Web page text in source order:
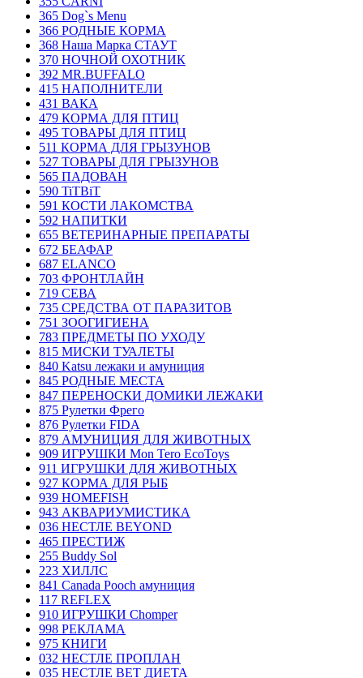
365 Dog`s Menu
366 РОДНЫЕ КОРМА
368 Наша Марка СТАУТ
370 НОЧНОЙ ОХОТНИК
392 MR.BUFFALO
415 НАПОЛНИТЕЛИ
431 ВАКА
479 КОРМА ДЛЯ ПТИЦ
495 ТОВАРЫ ДЛЯ ПТИЦ
511 КОРМА ДЛЯ ГРЫЗУНОВ
527 ТОВАРЫ ДЛЯ ГРЫЗУНОВ
565 ПАДОВАН
590 TiTBiT
591 КОСТИ ЛАКОМСТВА
592 НАПИТКИ
655 ВЕТЕРИНАРНЫЕ ПРЕПАРАТЫ
672 БЕАФАР
687 ELANCO
703 ФРОНТЛАЙН
719 СЕВА
735 СРЕДСТВА ОТ ПАРАЗИТОВ
751 ЗООГИГИЕНА
783 ПРЕДМЕТЫ ПО УХОДУ
815 МИСКИ ТУАЛЕТЫ
840 Katsu лежаки и амуниция
845 РОДНЫЕ МЕСТА
847 ПЕРЕНОСКИ ДОМИКИ ЛЕЖАКИ
875 Рулетки Фрего
876 Рулетки FIDA
879 АМУНИЦИЯ ДЛЯ ЖИВОТНЫХ
909 ИГРУШКИ Mon Tero EcoToys
911 ИГРУШКИ ДЛЯ ЖИВОТНЫХ
927 КОРМА ДЛЯ РЫБ
939 HOMEFISH
943 АКВАРИУМИСТИКА
036 НЕСТЛЕ BEYOND
465 ПРЕСТИЖ
255 Buddy Sol
223 ХИЛЛC
841 Canada Poоch амуниция
117 REFLEX
910 ИГРУШКИ Chomper
998 РЕКЛАМА
975 КНИГИ
032 НЕСТЛЕ ПРОПЛАН
035 НЕСТЛЕ ВЕТ ДИЕТА